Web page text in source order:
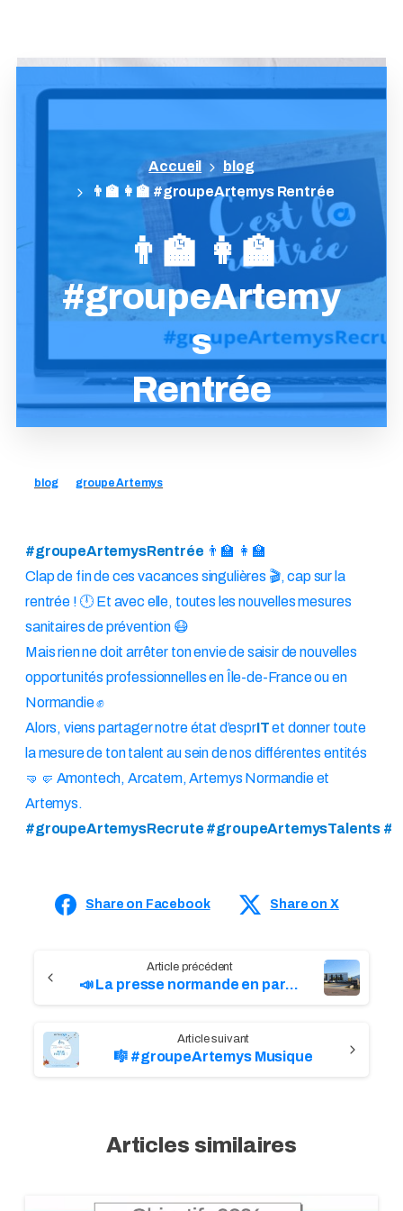
👨‍🏫 👩‍🏫
#groupeArtemy
s
Rentrée
blog
👨‍🏫 👩‍🏫 #groupeArtemys Rentrée
blog groupe Artemys
#groupeArtemysRentrée 👨‍🏫 👩‍🏫
Clap de fin de ces vacances singulières 🎬, cap sur la
rentrée ! 🕛 Et avec elle, toutes les nouvelles mesures
sanitaires de prévention 😷
Mais rien ne doit arrêter ton envie de saisir de nouvelles
opportunités professionnelles en Île-de-France ou en
Normandie ✊
Alors, viens partager notre état d’esprITet donner toute
la mesure de ton talent au sein de nos différentes entités
🤜🤛 Amontech, Arcatem, Artemys Normandie et
Artemys.
#groupeArtemysRecrute #groupeArtemysTalents
Share on Facebook Share on X
📣 La presse normande en parle…
🎼 #groupeArtemys Musique